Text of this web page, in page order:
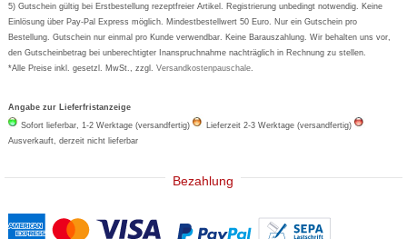
Basica
5) Gutschein gültig bei Erstbestellung rezeptfreier Artikel. Registrierung unbedingt notwendig. Keine
Einlösung über Pay-Pal Express möglich. Mindestbestellwert 50 Euro. Nur ein Gutschein pro
Bestellung. Gutschein nur einmal pro Kunde verwendbar. Keine Barauszahlung. Wir behalten uns vor,
den Gutscheinbetrag bei unberechtigter Inanspruchnahme nachträglich in Rechnung zu stellen.
*Alle Preise inkl. gesetzl. MwSt., zzgl.Versandkostenpauschale
Angabe zur Lieferfristanzeige
Sofort lieferbar, 1-2 Werktage (versandfertig)
Lieferzeit 2-3 Werktage (versandfertig)
Ausverkauft, derzeit nicht lieferbar
Bezahlung